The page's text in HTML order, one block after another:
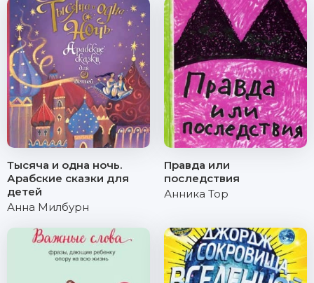
Тысяча и одна ночь.
Арабские сказки для
детей
Анна Милбурн
Правда или
последствия
Анника Тор